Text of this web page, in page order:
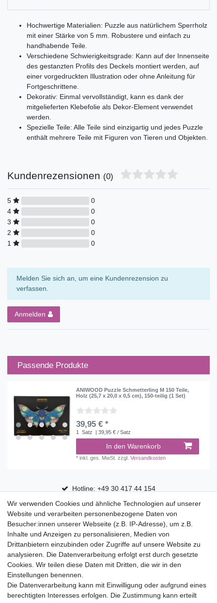
Hochwertige Materialien: Puzzle aus natürlichem Sperrholz
mit einer Stärke von 5 mm. Robustere und einfach zu
handhabende Teile.
Verschiedene Schwierigkeitsgrade: Kann auf der Innenseite
des gestanzten Profils des Deckels montiert werden, auf
einer vorgedruckten Illustration oder ohne Anleitung für
Fortgeschrittene.
Dekorativ: Einmal vervollständigt, kann es dank der
mitgelieferten Klebefolie als Dekor-Element verwendet
werden.
Spezielle Teile: Alle Teile sind einzigartig und jedes Puzzle
enthält mehrere Teile mit Figuren von Tieren und Objekten.
Kundenrezensionen (0)
5
0
4
0
3
0
2
0
1
0
Melden Sie sich an, um eine Kundenrezension zu
verfassen.
Anmelden
Passende Produkte
ANIWOOD Puzzle Schmetterling M 150 Teile,
Holz (25,7 x 20,0 x 0,5 cm), 150-teilig (1 Set)
39,95 € *
1 Satz | 39,95 € / Satz
In den Warenkorb
*inkl. ges. MwSt. zzgl.Versandkosten
Hotline: +49 30 417 44 154
30 Tage Rückgaberecht
Versandfrei ab 75 € in Deutschland
Top Marken
Eduplay
Folia Bringmann
Shop
Wir verwenden Cookies und ähnliche Technologien auf unserer
Website und verarbeiten personenbezogene Daten von
Besucher:innen unserer Webseite (z.B. IP-Adresse), um z.B.
Inhalte und Anzeigen zu personalisieren, Medien von
Drittanbietern einzubinden oder Zugriffe auf unsere Website zu
analysieren. Die Datenverarbeitung erfolgt erst durch gesetzte
Cookies. Wir teilen diese Daten mit Dritten, die wir in den
Einstellungen benennen.
Die Datenverarbeitung kann mit Einwilligung oder aufgrund eines
berechtigten Interesses erfolgen. Die Zustimmung kann erteilt